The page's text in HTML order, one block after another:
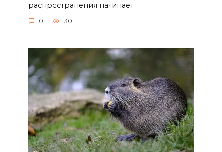
распространения начинает
0 30